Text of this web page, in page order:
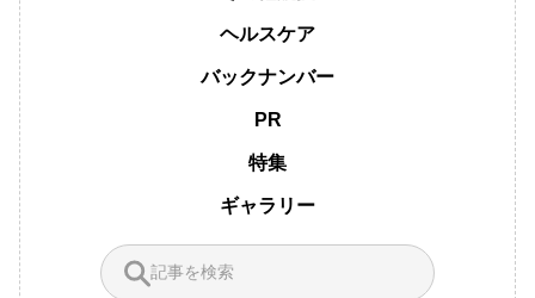
ヘルスケア
バックナンバー
PR
特集
ギャラリー